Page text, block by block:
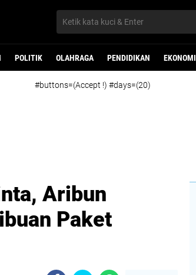
POLITIK OLAHRAGA PENDIDIKAN EKONOMI
#buttons=(Accept !) #days=(20)
Aribun
Paket